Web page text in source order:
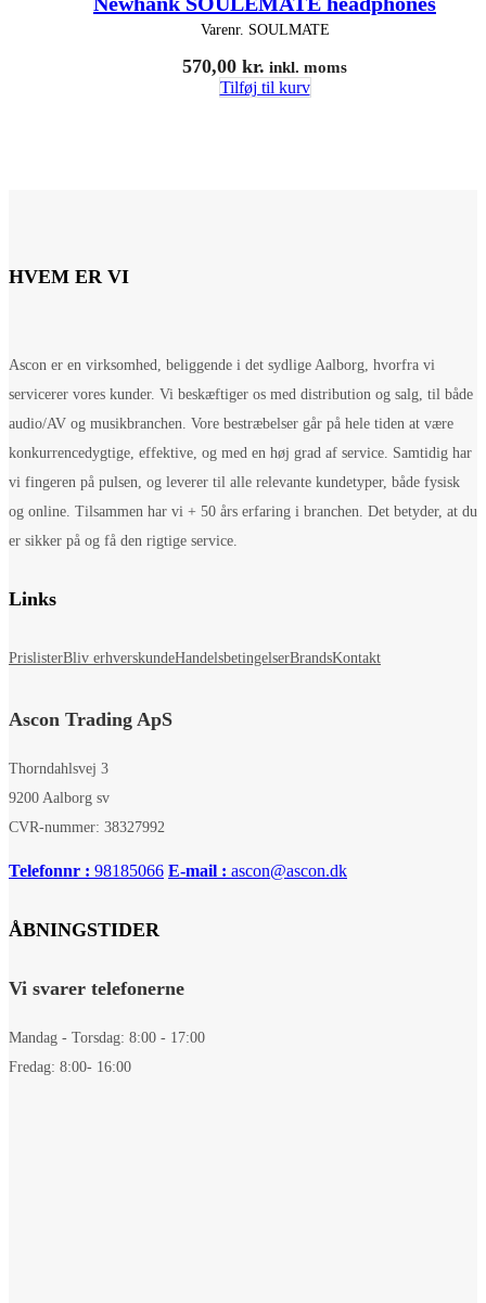
Varenr. SOULMATE
570,00 kr. inkl. moms
Tilføj til kurv
HVEM ER VI
Ascon er en virksomhed, beliggende i det sydlige Aalborg, hvorfra vi
servicerer vores kunder. Vi beskæftiger os med distribution og salg, til både
audio/AV og musikbranchen. Vore bestræbelser går på hele tiden at være
konkurrencedygtige, effektive, og med en høj grad af service. Samtidig har
vi fingeren på pulsen, og leverer til alle relevante kundetyper, både fysisk
og online. Tilsammen har vi + 50 års erfaring i branchen. Det betyder, at du
er sikker på og få den rigtige service.
Links
PrislisterBliv erhverskundeHandelsbetingelserBrandsKontakt
Ascon Trading ApS
Thorndahlsvej 3
9200 Aalborg sv
CVR-nummer: 38327992
Telefonnr : 98185066 E-mail : ascon@ascon.dk
ÅBNINGSTIDER
Vi svarer telefonerne
Mandag - Torsdag: 8:00 - 17:00
Fredag: 8:00- 16:00